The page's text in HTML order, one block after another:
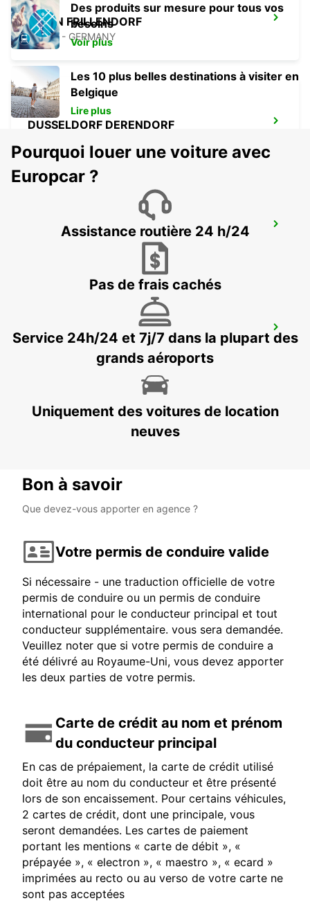
ESSEN FRILLENDORF
ESSEN - GERMANY
DUSSELDORF DERENDORF
DUSSELDORF AÉROPORT
DUESSELDORF - GERMANY
KREFELD
KREFELD - GERMANY
Des produits sur mesure pour tous vos
besoins
Voir plus
Les 10 plus belles destinations à visiter en
Belgique
Lire plus
Pourquoi louer une voiture avec
Europcar ?
Assistance routière 24 h/24
Pas de frais cachés
Service 24h/24 et 7j/7 dans la plupart des
grands aéroports
Uniquement des voitures de location
neuves
Bon à savoir
Que devez-vous apporter en agence ?
Votre permis de conduire valide
Si nécessaire - une traduction officielle de votre
permis de conduire ou un permis de conduire
international pour le conducteur principal et tout
conducteur supplémentaire. vous sera demandée.
Veuillez noter que si votre permis de conduire a
été délivré au Royaume-Uni, vous devez apporter
les deux parties de votre permis.
Carte de crédit au nom et prénom
du conducteur principal
En cas de prépaiement, la carte de crédit utilisé
doit être au nom du conducteur et être présenté
lors de son encaissement. Pour certains véhicules,
2 cartes de crédit, dont une principale, vous
seront demandées. Les cartes de paiement
portant les mentions « carte de débit », «
prépayée », « electron », « maestro », « ecard »
imprimées au recto ou au verso de votre carte ne
sont pas acceptées